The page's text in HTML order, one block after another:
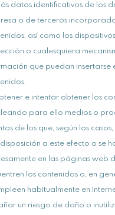
datos identificativos de los
o de terceros
así como los
o cualesquiera
que puedan insertarse
e intentar obtener los
para ello medios o
de los que, según los
disposición a este efecto o se
en las páginas web
los contenidos o, en
habitualmente en
un riesgo de daño o